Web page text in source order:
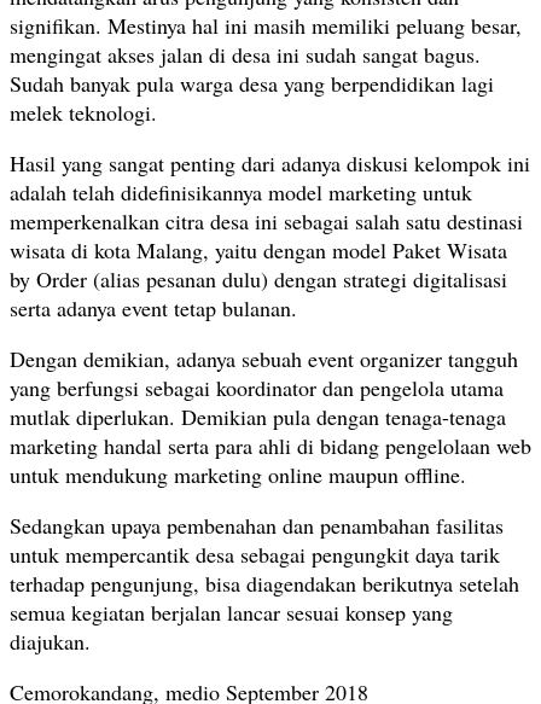
signifikan. Mestinya hal ini masih memiliki peluang besar,
mengingat akses jalan di desa ini sudah sangat bagus.
Sudah banyak pula warga desa yang berpendidikan lagi
melek teknologi.
Hasil yang sangat penting dari adanya diskusi kelompok ini
adalah telah didefinisikannya model marketing untuk
memperkenalkan citra desa ini sebagai salah satu destinasi
wisata di kota Malang, yaitu dengan model Paket Wisata
by Order (alias pesanan dulu) dengan strategi digitalisasi
serta adanya event tetap bulanan.
Dengan demikian, adanya sebuah event organizer tangguh
yang berfungsi sebagai koordinator dan pengelola utama
mutlak diperlukan. Demikian pula dengan tenaga-tenaga
marketing handal serta para ahli di bidang pengelolaan web
untuk mendukung marketing online maupun offline.
Sedangkan upaya pembenahan dan penambahan fasilitas
untuk mempercantik desa sebagai pengungkit daya tarik
terhadap pengunjung, bisa diagendakan berikutnya setelah
semua kegiatan berjalan lancar sesuai konsep yang
diajukan.
Cemorokandang, medio September 2018